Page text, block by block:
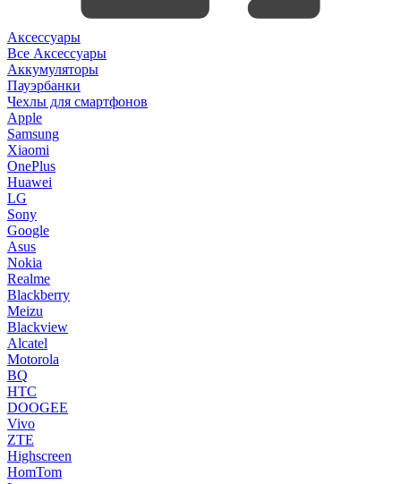
Аксессуары
Все Аксессуары
Аккумуляторы
Пауэрбанки
Чехлы для смартфонов
Apple
Samsung
Xiaomi
OnePlus
Huawei
LG
Sony
Google
Asus
Nokia
Realme
Blackberry
Meizu
Blackview
Alcatel
Motorola
BQ
HTC
DOOGEE
Vivo
ZTE
Highscreen
HomTom